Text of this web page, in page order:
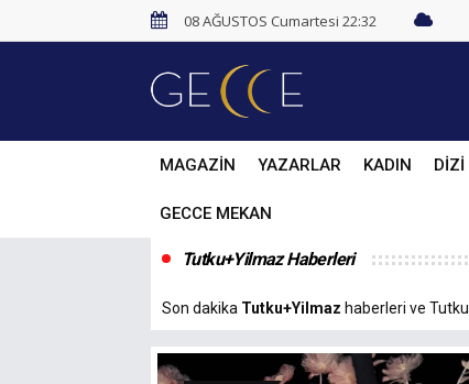
08 AĞUSTOS Cumartesi 22:32
MAGAZİN YAZARLAR KADIN DİZİ
GECCE MEKAN
Tutku+Yilmaz Haberleri
Son dakika Tutku+Yilmaz haberleri ve